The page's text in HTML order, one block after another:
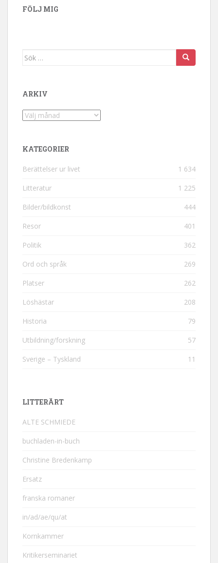
FÖLJ MIG
Sök efter:
ARKIV
Arkiv
KATEGORIER
Berättelser ur livet 1 634
Litteratur 1 225
Bilder/bildkonst 444
Resor 401
Politik 362
Ord och språk 269
Platser 262
Löshästar 208
Historia 79
Utbildning/forskning 57
Sverige – Tyskland 11
LITTERÄRT
ALTE SCHMIEDE
buchladen-in-buch
Christine Bredenkamp
Ersatz
franska romaner
in/ad/ae/qu/at
Kornkammer
Kritikerseminariet